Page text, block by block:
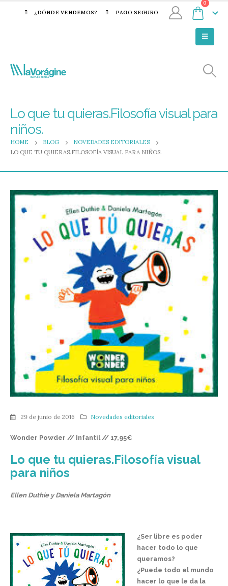
¿DÓNDE VENDEMOS? PAGO SEGURO
0
Lo que tu quieras.Filosofía visual para
niños.
HOME BLOG
NOVEDADES EDITORIALES
LO QUE TU QUIERAS.FILOSOFÍA VISUAL PARA NIÑOS.
29 de junio de 2016 Novedades editoriales
Wonder Powder // Infantil // 17,95€
Lo que tu quieras.Filosofía visual
para niños
Ellen Duthie y Daniela Martagón
¿Ser libre es poder
hacer todo lo que
queramos?
¿Puede todo el mundo
hacer lo que le da la